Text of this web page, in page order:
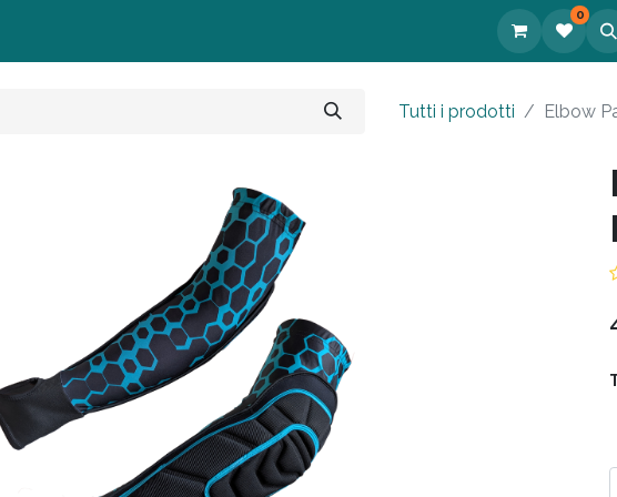
0
Tutti i prodotti Elbow